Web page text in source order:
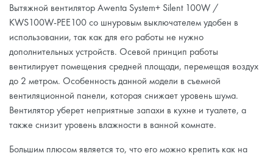
Вытяжной вентилятор Awenta System+ Silent 100W /
KWS100W-PEE100 со шнуровым выключателем удобен в
использовании, так как для его работы не нужно
дополнительных устройств. Осевой принцип работы
вентилирует помещения средней площади, перемещая воздух
до 2 метром. Особенность данной модели в съемной
вентиляционной панели, которая снижает уровень шума.
Вентилятор уберет неприятные запахи в кухне и туалете, а
также снизит уровень влажности в ванной комнате.
Большим плюсом является то, что его можно крепить как на